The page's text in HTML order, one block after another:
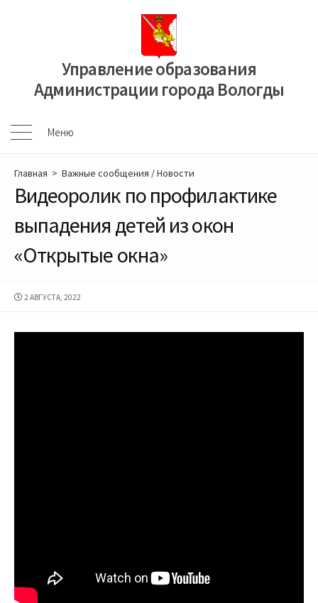
Управление образования
Администрации города Вологды
Меню
Меню
Главная > Важные сообщения /Новости
Видеоролик по профилактике
выпадения детей из окон
«Открытые окна»
ДАТА
2 АВГУСТА, 2022